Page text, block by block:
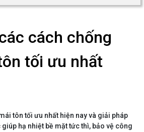
cách chống
tối ưu nhất
tôn tối ưu nhất hiện nay và giải pháp
hạ nhiệt bề mặt tức thì, bảo vệ công